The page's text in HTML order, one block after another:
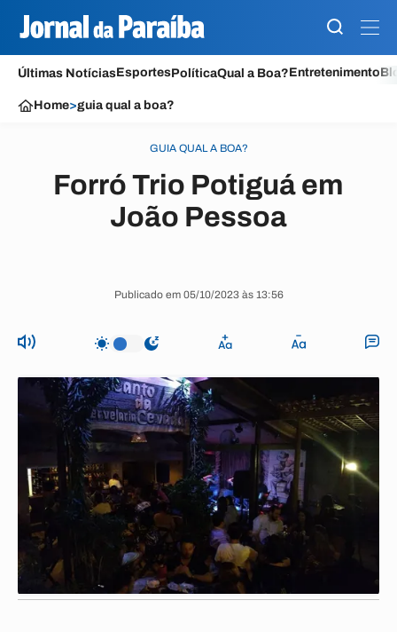
Últimas NotíciasEsportesPolíticaQual a Boa?Entretenimento
Home>guia qual a boa?
GUIA QUAL A BOA?
Forró Trio Potiguá em
João Pessoa
Publicado em 05/10/2023 às 13:56